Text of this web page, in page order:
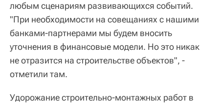
любым сценариям развивающихся событий.
"При необходимости на совещаниях с нашими
банками-партнерами мы будем вносить
уточнения в финансовые модели. Но это никак
не отразится на строительстве объектов", -
отметили там.
Удорожание строительно-монтажных работ в